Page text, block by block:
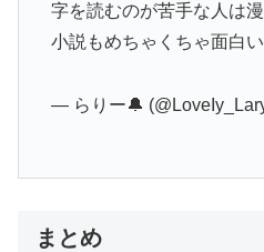
字を読むのが苦手な人は
小説もめちゃくちゃ面白い
— らりー🔔
まとめ